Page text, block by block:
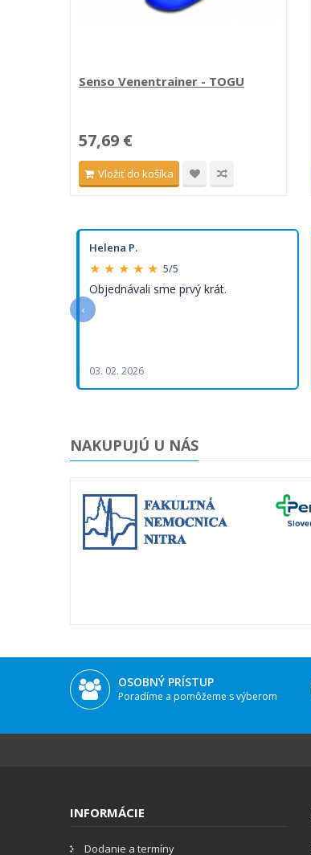
Senso Venentrainer - TOGU
57,69 €
Vložiť do košíka
Helena P.
★ ★ ★ ★ ★ 5/5
Objednávali sme prvý krát.
03. 02. 2026
‹
NAKUPUJÚ U NÁS
OSOBNÝ PRÍSTUP
Poradíme a pomôžeme s výberom
INFORMÁCIE
Dodanie a termíny